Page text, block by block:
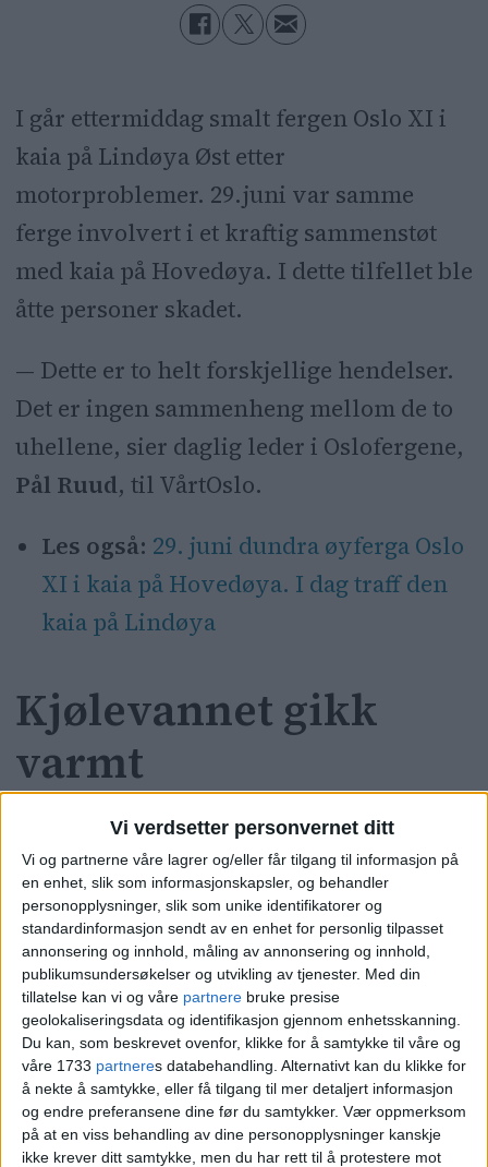
Vi verdsetter personvernet ditt
Vi og partnerne våre lagrer og/eller får tilgang til informasjon på
en enhet, slik som informasjonskapsler, og behandler
personopplysninger, slik som unike identifikatorer og
standardinformasjon sendt av en enhet for personlig tilpasset
annonsering og innhold, måling av annonsering og innhold,
publikumsundersøkelser og utvikling av tjenester. Med din
tillatelse kan vi og våre partnere bruke presise
geolokaliseringsdata og identifikasjon gjennom enhetsskanning.
Du kan, som beskrevet ovenfor, klikke for å samtykke til våre og
våre 1733 partneres databehandling. Alternativt kan du klikke for
å nekte å samtykke, eller få tilgang til mer detaljert informasjon
og endre preferansene dine før du samtykker. Vær oppmerksom
på at en viss behandling av dine personopplysninger kanskje
ikke krever ditt samtykke, men du har rett til å protestere mot
I går ettermiddag smalt fergen Oslo XI i
kaia på Lindøya Øst etter
motorproblemer. 29.juni var samme
ferge involvert i et kraftig sammenstøt
med kaia på Hovedøya. I dette tilfellet ble
åtte personer skadet.
— Dette er to helt forskjellige hendelser.
Det er ingen sammenheng mellom de to
uhellene, sier daglig leder i Oslofergene,
Pål Ruud, til VårtOslo.
Les også: 29. juni dundra øyferga Oslo
XI i kaia på Hovedøya. I dag traff den
kaia på Lindøya
Kjølevannet gikk
varmt
Under gårsdagens uhell utenfor Lindøya
startet saken, ifølge Ruud, med at
kapteinen fikk alarm om at kjølevannet
til maskineriet var for varmt. Som følge
av dette bestemte han seg derfor å gå til
kai på Lindøya, for å kjøle ned motorene.
Han kjenner ikke til at det skal ha vært
noen andre tekniske problemer med
framdriftssystemet onsdag.